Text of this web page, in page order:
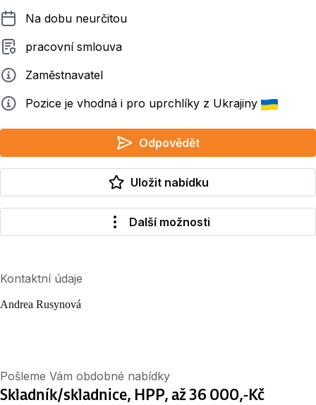
Délka pracovního poměru
Na dobu neurčitou
Typ smluvního vztahu
pracovní smlouva
ZadavatelZaměstnavatel
Info Pozice je vhodná i pro uprchlíky z Ukrajiny
Odpovědět
Uložit nabídku
Další možnosti
Kontaktní údaje
Andrea Rusynová
Pošleme Vám obdobné nabídky
Skladník/skladnice, HPP, až 36 000,-Kč